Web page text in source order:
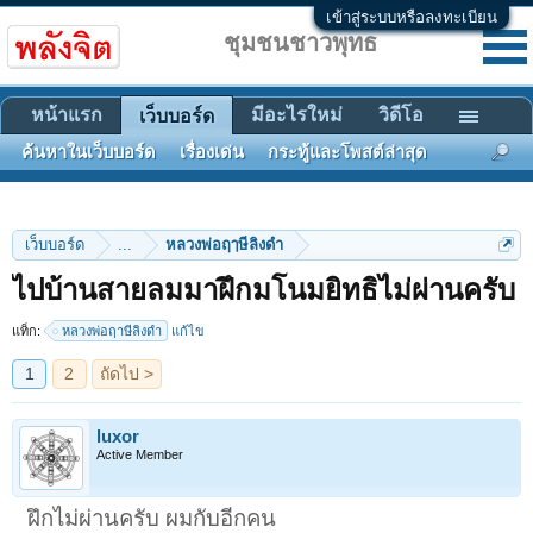
เข้าสู่ระบบหรือลงทะเบียน
เว็บบอร์ด ... หลวงพ่อฤๅษีลิงดำ
ไปบ้านสายลมมาฝึกมโนมยิทธิไม่ผ่านครับ
แท็ก: หลวงพ่อฤาษีลิงดำ แก้ไข
luxor
Active Member
ฝึกไม่ผ่านครับ ผมกับอีกคน
ชุมชนชาวพุทธ
หน้าแรก เว็บบอร์ด
ค้นหาในเว็บบอร์ด เรื่องเด่น กระทู้และโพสต์ล่าสุด
มีอะไรใหม่ วิดีโอ